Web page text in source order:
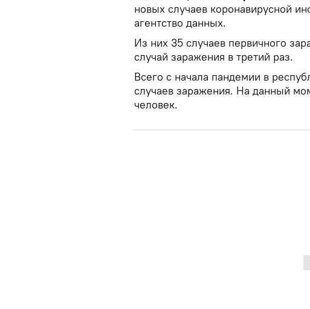
новых случаев коронавирусной
агентство данных.
Из них 35 случаев первичного
случай заражения в третий раз.
Всего с начала пандемии в
случаев заражения. На данный
человек.